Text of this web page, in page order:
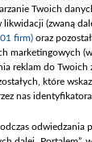
Twoich
(zwaną
firm) oraz
marketingowych
reklam do Twoich
które
nas
odwiedzania